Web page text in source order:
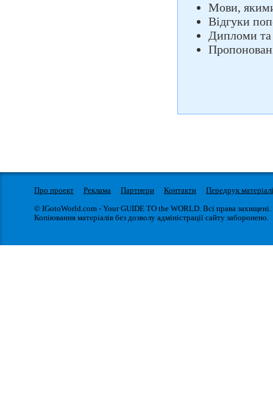
Мови,
Відгуки
Дипломи та
Про проект Реклама Партнери Контакти
Передрук
© IGotoWorld.com - Your GUIDE TO the WORLD. Всі права захищені.
Копіювання матеріалів без дозволу адміністрації сайту заборонено.